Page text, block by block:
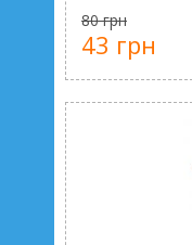
80 грн
43 грн